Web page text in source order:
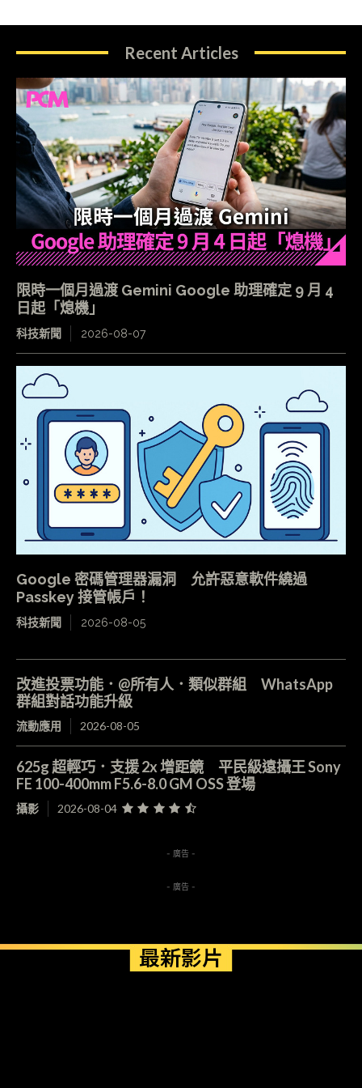
Recent Articles
限時一個月過渡 Gemini Google 助理確定 9 月 4
日起「熄機」
科技新聞 2026-08-07
Google 密碼管理器漏洞 允許惡意軟件繞過
Passkey 接管帳戶！
科技新聞 2026-08-05
改進投票功能．@所有人．類似群組 WhatsApp
群組對話功能升級
流動應用 2026-08-05
625g 超輕巧．支援 2x 增距鏡 平民級遠攝王 Sony
FE 100-400mm F5.6-8.0 GM OSS 登場
攝影 2026-08-04
- 廣告 -
- 廣告 -
最新影片